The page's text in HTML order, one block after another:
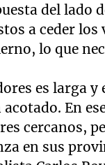
del lado
a ceder los
lo que
es larga y
En
cercanos,
en sus